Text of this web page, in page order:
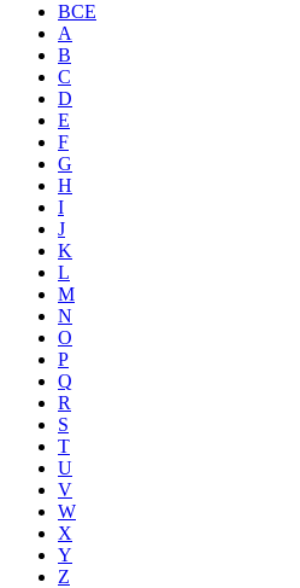
ВСЕ
A
B
C
D
E
F
G
H
I
J
K
L
M
N
O
P
Q
R
S
T
U
V
W
X
Y
Z